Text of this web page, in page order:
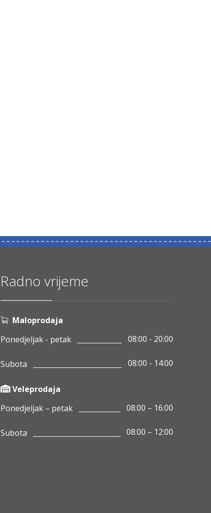
Radno vrijeme
Maloprodaja
Ponedjeljak - petak
08:00 - 20:00
Subota 08:00 - 14:00
Veleprodaja
Ponedjeljak – petak
08:00 – 16:00
Subota 08:00 – 12:00